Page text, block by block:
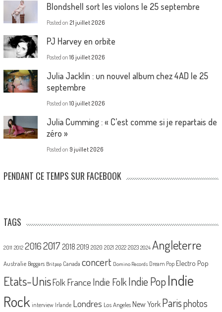
Blondshell sort les violons le 25 septembre
Posted on 21 juillet 2026
PJ Harvey en orbite
Posted on 16 juillet 2026
Julia Jacklin : un nouvel album chez 4AD le 25
septembre
Posted on 10 juillet 2026
Julia Cumming : « C’est comme si je repartais de
zéro »
Posted on 9 juillet 2026
PENDANT CE TEMPS SUR FACEBOOK
TAGS
2011 2012 20162017 2018 2019 2020 2021 2022 2023 2024 Angleterre
Australie Beggars Britpop Canada concert Domino Records Dream Pop Electro Pop
Etats-UnisFolk France Indie Folk Indie PopIndie
Rock interview Irlande Londres Los Angeles New York Parisphotos